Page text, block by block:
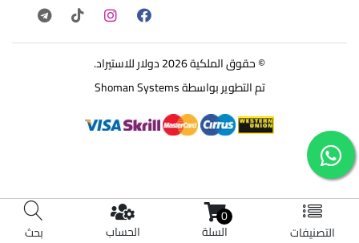
التصنيفات
0
السلة الحساب بحث
© حقوق الملكية 2026 دولار للاستيراد.
تم التطوير بواسطةShoman Systems